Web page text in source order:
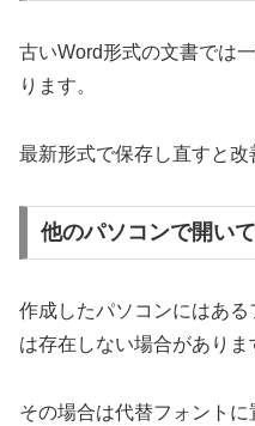
古いWord形式の文書では
ります。
最新形式で保存し直すと改
他のパソコンで開い
作成したパソコンにはあ
は存在しない場合がありま
その場合は代替フォントに